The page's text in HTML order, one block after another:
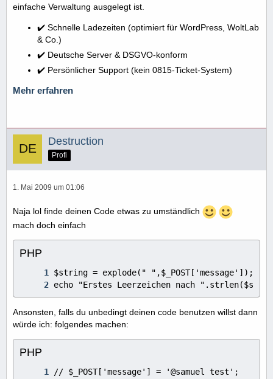
einfache Verwaltung ausgelegt ist.
✔️ Schnelle Ladezeiten (optimiert für WordPress, WoltLab
& Co.)
✔️ Deutsche Server & DSGVO-konform
✔️ Persönlicher Support (kein 0815-Ticket-System)
Mehr erfahren
Destruction
Profi
1. Mai 2009 um 01:06
Naja lol finde deinen Code etwas zu umständlich
mach doch einfach
PHP
echo "Erstes Leerzeichen nach
Ansonsten, falls du unbedingt deinen code benutzen willst dann
würde ich: folgendes machen:
PHP